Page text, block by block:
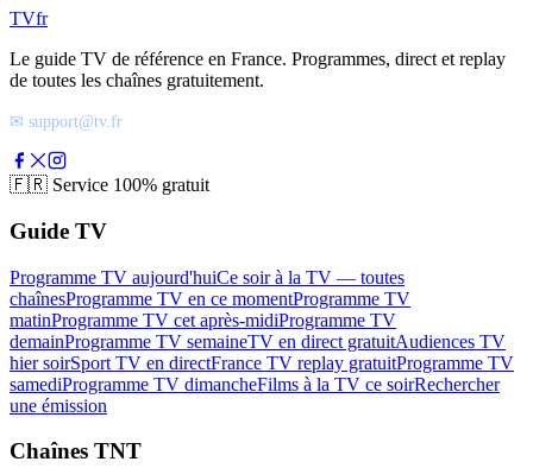
TVfr
Le guide TV de référence en France. Programmes, direct et replay
de toutes les chaînes gratuitement.
✉ support@tv.fr
🇫🇷 Service 100% gratuit
Guide TV
Programme TV aujourd'huiCe soir à la TV — toutes
chaînesProgramme TV en ce momentProgramme TV
matinProgramme TV cet après-midiProgramme TV
demainProgramme TV semaineTV en direct gratuitAudiences TV
hier soirSport TV en directFrance TV replay gratuitProgramme TV
samediProgramme TV dimancheFilms à la TV ce soirRechercher
une émission
Chaînes TNT